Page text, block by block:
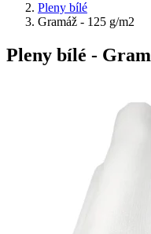
Pleny bílé
Gramáž - 125 g/m2
Pleny bílé -